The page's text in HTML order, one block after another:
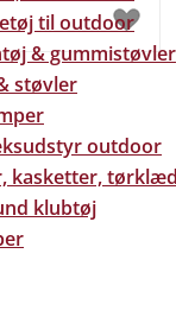
til outdoor
& gummistøvler
støvler
outdoor
kasketter,
klubtøj